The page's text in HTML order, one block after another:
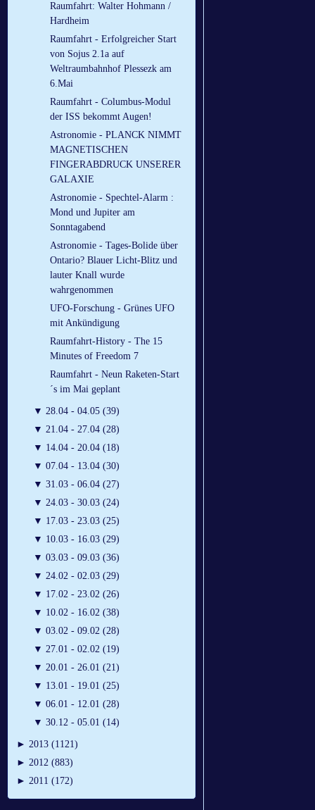
Raumfahrt: Walter Hohmann /
Hardheim
Raumfahrt - Erfolgreicher Start
von Sojus 2.1a auf
Weltraumbahnhof Plessezk am
6.Mai
Raumfahrt - Columbus-Modul
der ISS bekommt Augen!
Astronomie - PLANCK NIMMT
MAGNETISCHEN
FINGERABDRUCK UNSERER
GALAXIE
Astronomie - Spechtel-Alarm :
Mond und Jupiter am
Sonntagabend
Astronomie - Tages-Bolide über
Ontario? Blauer Licht-Blitz und
lauter Knall wurde
wahrgenommen
UFO-Forschung - Grünes UFO
mit Ankündigung
Raumfahrt-History - The 15
Minutes of Freedom 7
Raumfahrt - Neun Raketen-Start
´s im Mai geplant
▼ 28.04 - 04.05 (39)
▼ 21.04 - 27.04 (28)
▼ 14.04 - 20.04 (18)
▼ 07.04 - 13.04 (30)
▼ 31.03 - 06.04 (27)
▼ 24.03 - 30.03 (24)
▼ 17.03 - 23.03 (25)
▼ 10.03 - 16.03 (29)
▼ 03.03 - 09.03 (36)
▼ 24.02 - 02.03 (29)
▼ 17.02 - 23.02 (26)
▼ 10.02 - 16.02 (38)
▼ 03.02 - 09.02 (28)
▼ 27.01 - 02.02 (19)
▼ 20.01 - 26.01 (21)
▼ 13.01 - 19.01 (25)
▼ 06.01 - 12.01 (28)
▼ 30.12 - 05.01 (14)
► 2013 (1121)
► 2012 (883)
► 2011 (172)